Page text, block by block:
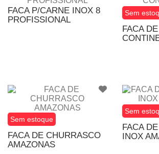
FACA P/CARNE INOX 8
PROFISSIONAL
Sem
FACA
Sem estoque
FACA DE CHURRASCO
AMAZONAS
Sem
FACA
INOX